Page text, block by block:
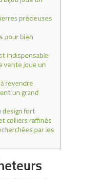
précieuses
pour bien
indispensable
vente joue un
revendre
un grand
design fort
colliers raffinés
par les